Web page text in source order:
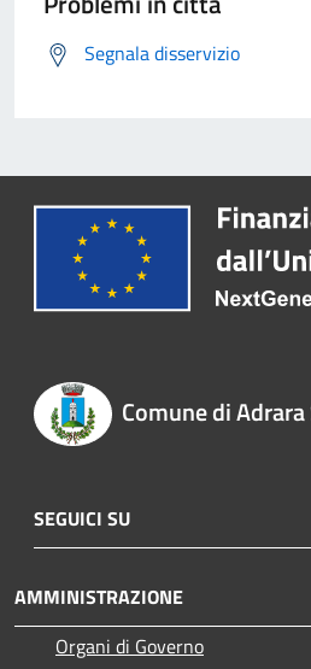
Segnala disservizio
Comune di Adrara
SEGUICI SU
AMMINISTRAZIONE
Organi di Governo